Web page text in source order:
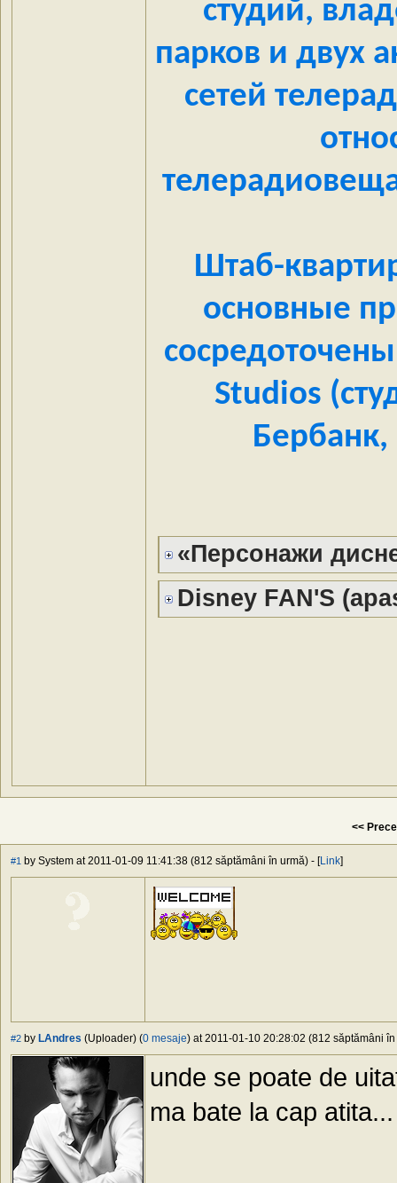
студий,
парков и двух
сетей
Штаб-
основные
Studios
«Персонажи
Disney FAN'S
<<
#1 by System at 2011-01-09 11:41:38 (812 săptămâni în urmă) - [Link]
#2 by LAndres (Uploader) (0 mesaje) at 2011-01-10 20:28:02 (812 săptămâni în
unde se poate de
ma bate la cap atita...